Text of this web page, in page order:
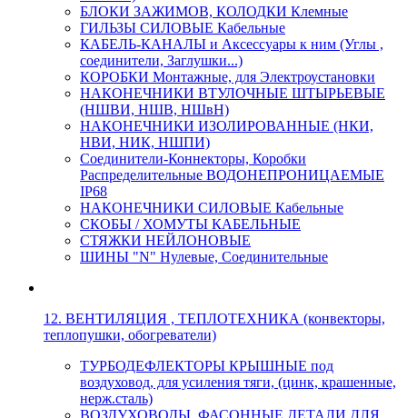
БЛОКИ ЗАЖИМОВ, КОЛОДКИ Клемные
ГИЛЬЗЫ СИЛОВЫЕ Кабельные
КАБЕЛЬ-КАНАЛЫ и Аксессуары к ним (Углы ,
соединители, Заглушки...)
КОРОБКИ Монтажные, для Электроустановки
НАКОНЕЧНИКИ ВТУЛОЧНЫЕ ШТЫРЬЕВЫЕ
(НШВИ, НШВ, НШвН)
НАКОНЕЧНИКИ ИЗОЛИРОВАННЫЕ (НКИ,
НВИ, НИК, НШПИ)
Соединители-Коннекторы, Коробки
Распределительные ВОДОНЕПРОНИЦАЕМЫЕ
IP68
НАКОНЕЧНИКИ СИЛОВЫЕ Кабельные
СКОБЫ / ХОМУТЫ КАБЕЛЬНЫЕ
СТЯЖКИ НЕЙЛОНОВЫЕ
ШИНЫ "N" Нулевые, Соединительные
12. ВЕНТИЛЯЦИЯ , ТЕПЛОТЕХНИКА (конвекторы,
теплопушки, обогреватели)
ТУРБОДЕФЛЕКТОРЫ КРЫШНЫЕ под
воздуховод, для усиления тяги, (цинк, крашенные,
нерж.сталь)
ВОЗДУХОВОДЫ, ФАСОННЫЕ ДЕТАЛИ ДЛЯ